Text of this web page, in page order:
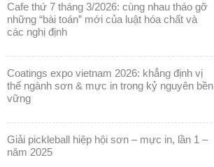
cafe thứ 7 tháng 3/2026: cùng nhau tháo gỡ
những “bài toán” mới của luật hóa chất và
các nghị định
coatings expo vietnam 2026: khẳng định vị
thế ngành sơn & mực in trong kỷ nguyên bền
vững
giải pickleball hiệp hội sơn – mực in, lần 1 –
năm 2025